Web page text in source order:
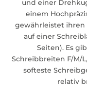
und einer
einem
gewährleistet ihren
auf einer
Seiten). Es
Schreibbreiten F/M/
softeste
relativ